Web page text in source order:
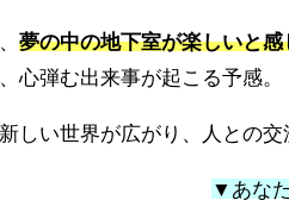
夢の中の地下室が楽しいと
心弾む出来事が起こる予感。
しい世界が広がり、人との交
▼あな